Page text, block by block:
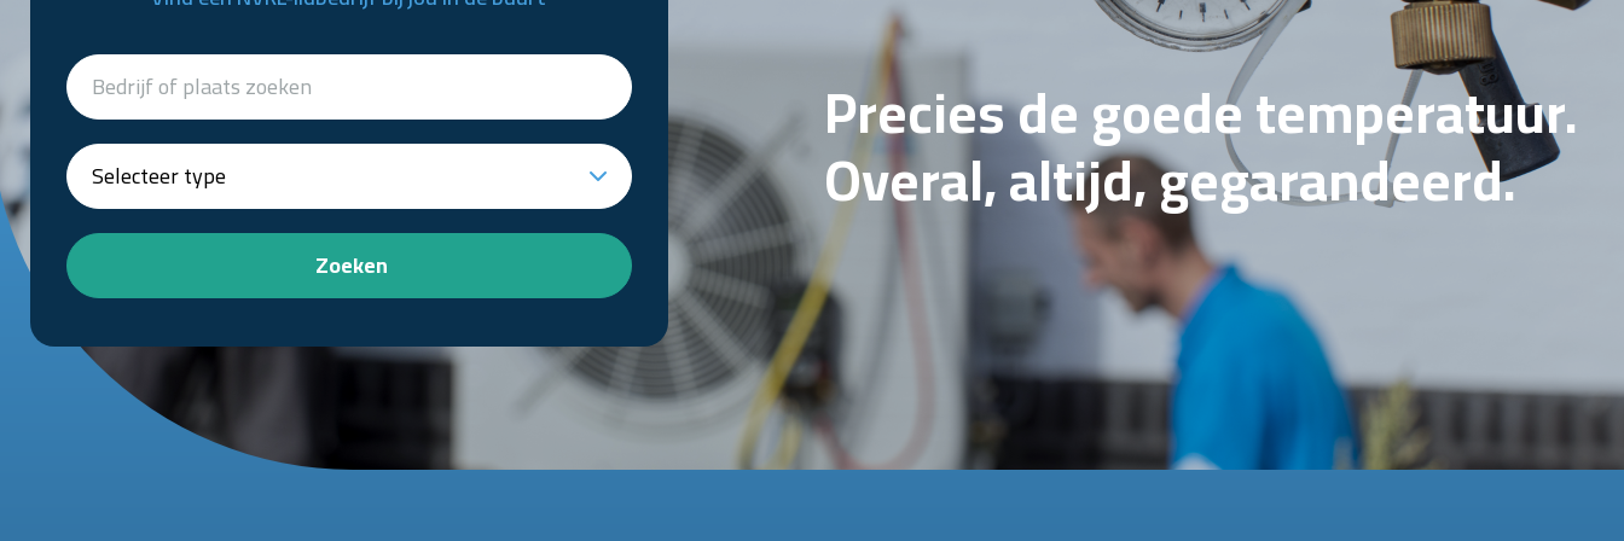
Zoeken
Precies de goede temperatuur.
Overal, altijd, gegarandeerd.